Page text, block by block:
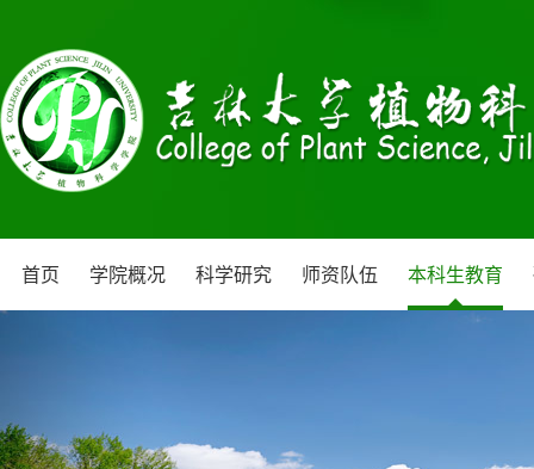
首页 学院概况 科学研究 师资队伍 本科生教育